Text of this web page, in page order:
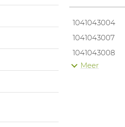
1041043004
1041043007
1041043008
1041043009
Meer